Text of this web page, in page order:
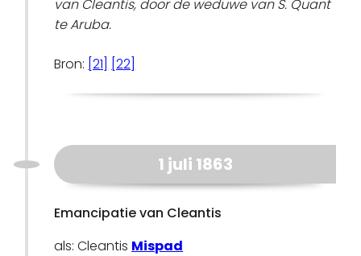
van Cleantis, door de weduwe van S. Quant
te Aruba.
Bron: [21] [22]
1 juli 1863
Emancipatie van Cleantis
als: Cleantis Mispad